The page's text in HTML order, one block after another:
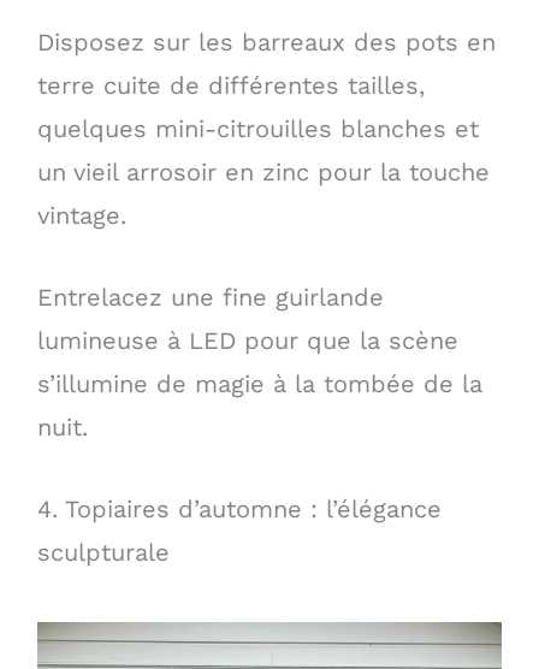
Disposez sur les barreaux des pots en
terre cuite de différentes tailles,
quelques mini-citrouilles blanches et
un vieil arrosoir en zinc pour la touche
vintage.
Entrelacez une fine guirlande
lumineuse à LED pour que la scène
s’illumine de magie à la tombée de la
nuit.
4. Topiaires d’automne : l’élégance
sculpturale